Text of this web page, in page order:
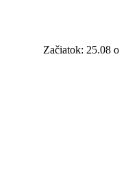
Začiatok: 25.08 o